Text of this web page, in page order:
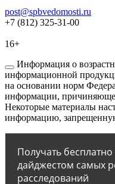
post@spbvedomosti.ru
+7 (812) 325-31-00
16+
Информация о
информационной
на основании норм
информации,
Некоторые материалы
информацию,
Получать
дайджестом самых
расследований